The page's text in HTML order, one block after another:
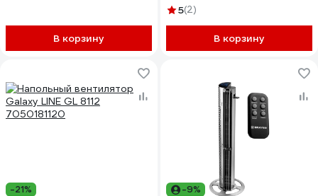
В корзину
безлопастной с пультом,
5(2)
В корзину
-21% -9%